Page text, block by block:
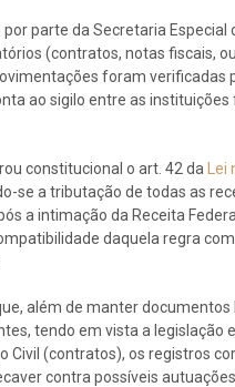
parte da Secretaria
(contratos, notas fiscais,
foram
ao sigilo entre as
constitucional o art. 42 da
se a tributação de todas as
a intimação da Receita
daquela regra
além de manter
tendo em vista a
Civil (contratos), os registros
contra possíveis autuações.